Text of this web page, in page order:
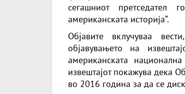
сегашниот претседател
американската историја“.
Објавите вклучуваа
објавувањето на
американската
извештајот покажува дека
во 2016 година за да се